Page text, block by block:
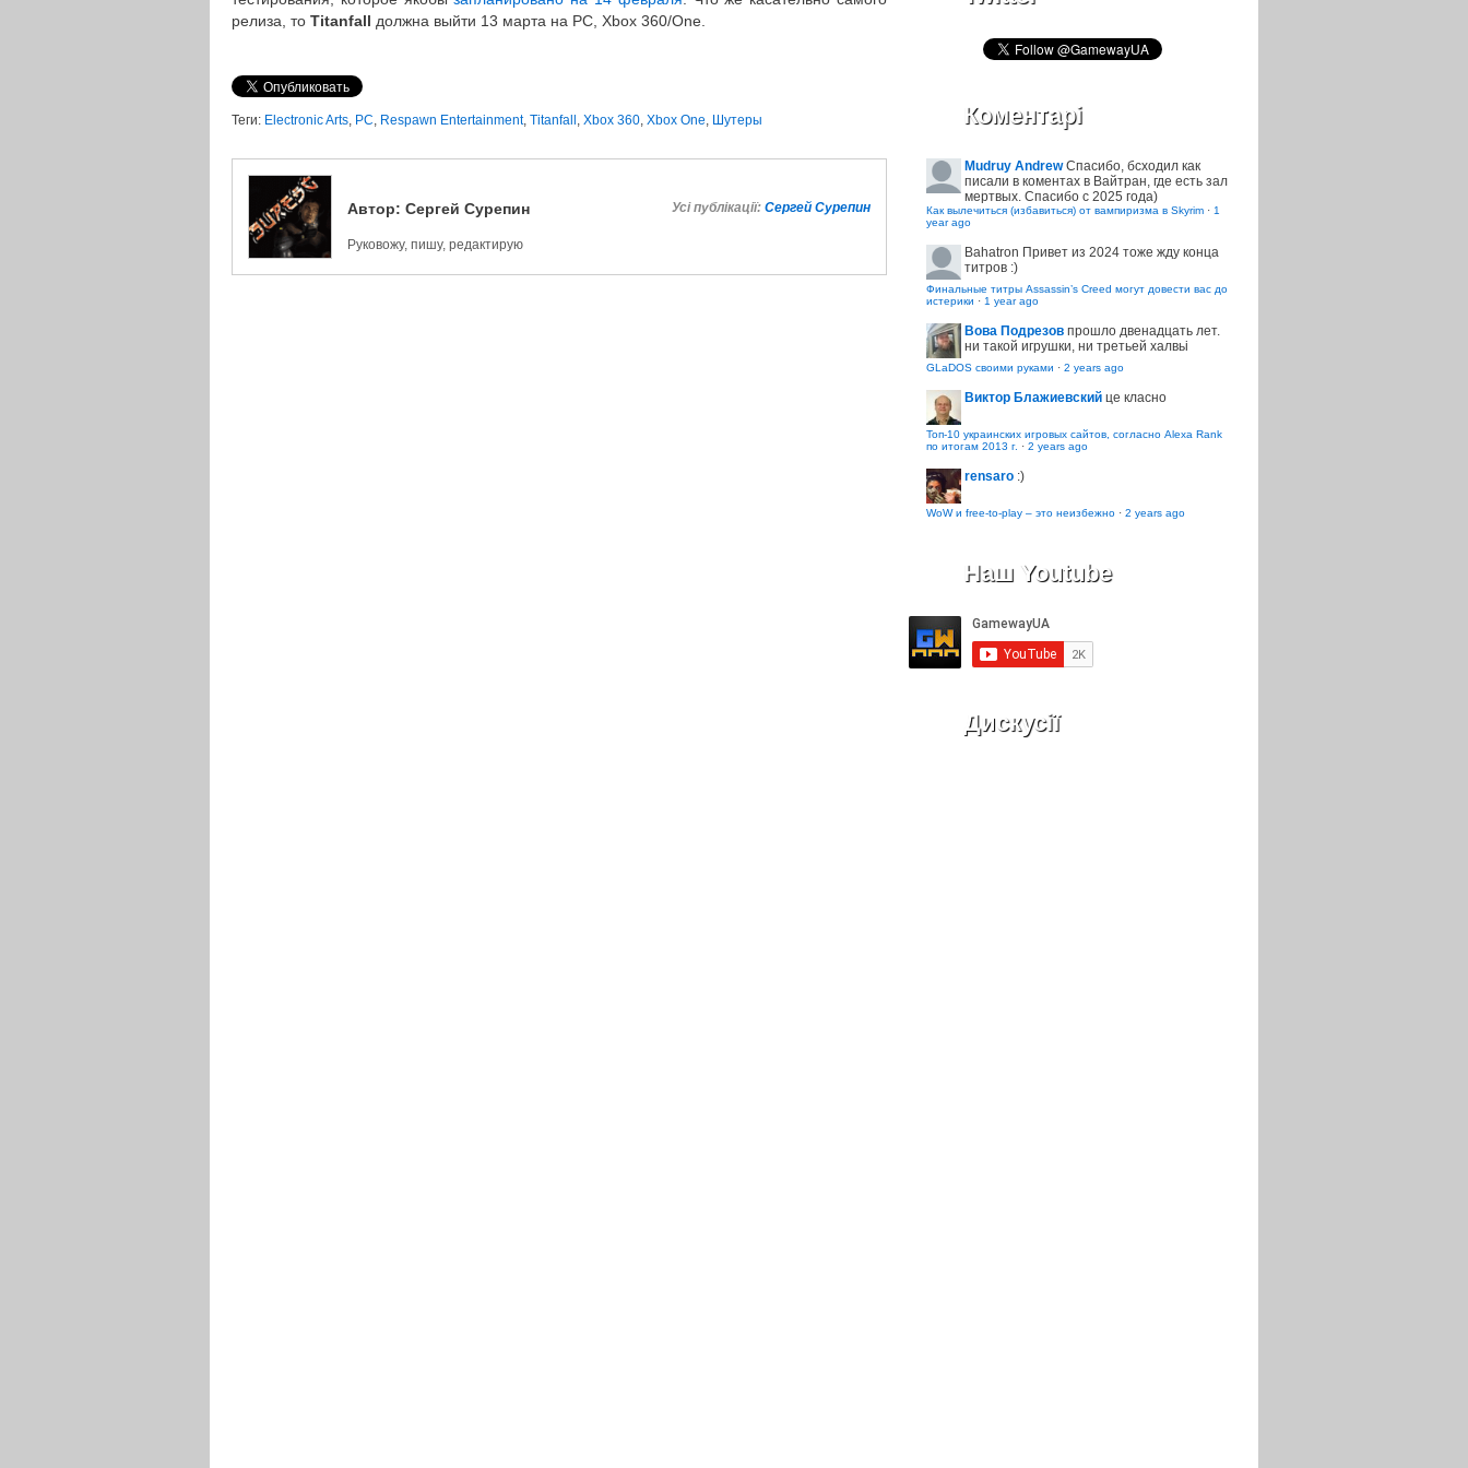
релиза, то Titanfall должна выйти 13 марта на PC, Xbox 360/One.
Теги: Electronic Arts, PC, Respawn Entertainment, Titanfall , Xbox 360, Xbox One, Шутеры
Автор: Сергей Сурепин Усі публікації: Сергей Сурепин
Руковожу, пишу, редактирую
Коментарі
Mudruy Andrew Спасибо, бсходил как
писали в коментах в Вайтран, где есть зал
мертвых. Спасибо с 2025 года)
Как вылечиться (избавиться) от вампиризма в Skyrim · 1
year ago
Bahatron Привет из 2024 тоже жду конца
титров :)
Финальные титры Assassin’s Creed могут довести вас до
истерики · 1 year ago
Вова Подрезов прошло двенадцать лет.
ни такой игрушки, ни третьей халвьі
GLaDOS своими руками · 2 years ago
Виктор Блажиевский це класно
Топ-10 украинских игровых сайтов, согласно Alexa Rank
по итогам 2013 г. · 2 years ago
rensaro :)
WoW и free-to-play – это неизбежно · 2 years ago
Наш Youtube
Дискусії